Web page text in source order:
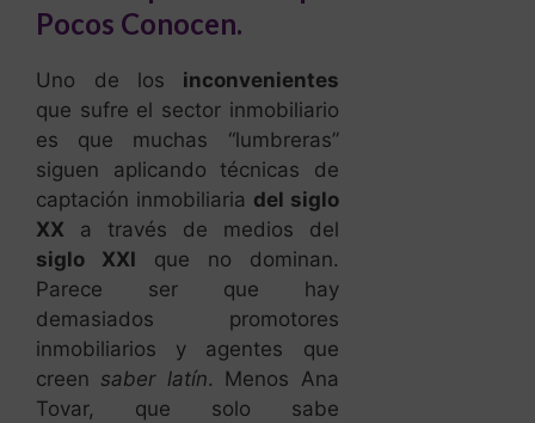
Pocos Conocen.
Uno de los inconvenientes
que sufre el sector inmobiliario
es que muchas “lumbreras”
siguen aplicando técnicas de
captación inmobiliaria del siglo
XX a través de medios del
siglo XXI que no dominan.
Parece ser que hay
demasiados promotores
inmobiliarios y agentes que
creen saber latín. Menos Ana
Tovar, que solo sabe